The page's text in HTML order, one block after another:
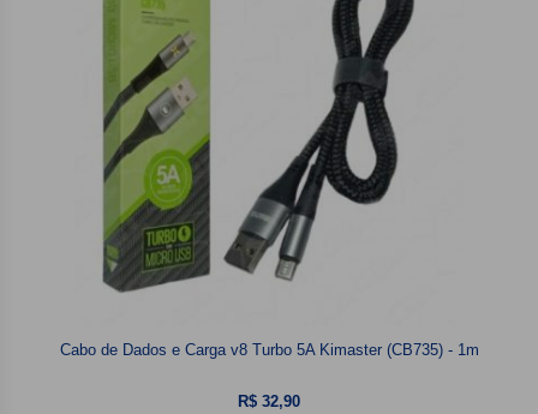
Cabo de Dados e Carga v8 Turbo 5A Kimaster (CB735) - 1m
R$ 32,90